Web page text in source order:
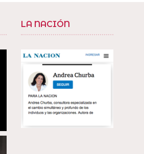
LA NACIÓN